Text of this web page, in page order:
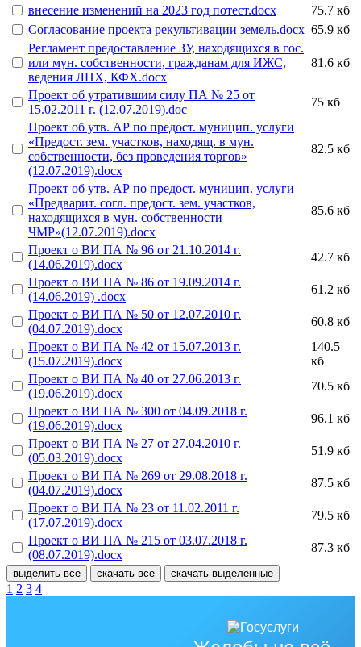
внесение изменений на 2023 год потест.docx
75.7 кб
Согласование проекта рекультивации земель.docx 65.9 кб
Регламент предоставление ЗУ, находящихся в гос.
или мун. собственности, гражданам для ИЖС,
ведения ЛПХ, КФХ.docx
81.6 кб
Проект об утратившим силу ПА № 25 от
15.02.2011 г. (12.07.2019).doc
75 кб
Проект об утв. АР по предост. муницип. услуги
«Предост. зем. участков, находящ. в мун.
собственности, без проведения торгов»
(12.07.2019).docx
82.5 кб
Проект об утв. АР по предост. муницип. услуги
«Предварит. согл. предост. зем. участков,
находящихся в мун. собственности
ЧМР»(12.07.2019).docx
85.6 кб
Проект о ВИ ПА № 96 от 21.10.2014 г.
(14.06.2019).docx
42.7 кб
Проект о ВИ ПА № 86 от 19.09.2014 г.
(14.06.2019) .docx
61.2 кб
Проект о ВИ ПА № 50 от 12.07.2010 г.
(04.07.2019).docx
60.8 кб
Проект о ВИ ПА № 42 от 15.07.2013 г.
(15.07.2019).docx
140.5
кб
Проект о ВИ ПА № 40 от 27.06.2013 г.
(19.06.2019).docx
70.5 кб
Проект о ВИ ПА № 300 от 04.09.2018 г.
(19.06.2019).docx
96.1 кб
Проект о ВИ ПА № 27 от 27.04.2010 г.
(05.03.2019).docx
51.9 кб
Проект о ВИ ПА № 269 от 29.08.2018 г.
(04.07.2019).docx
87.5 кб
Проект о ВИ ПА № 23 от 11.02.2011 г.
(17.07.2019).docx
79.5 кб
Проект о ВИ ПА № 215 от 03.07.2018 г.
(08.07.2019).docx
87.3 кб
выделить все скачать все скачать выделенные
1 2 3 4